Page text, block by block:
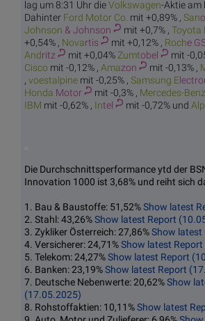
lag um 8:31 Uhr dieVolkswagen-Aktie am
Dahinter Ford Motor Co. mit +0,89% , San
Johnson & Johnson mit +0,7% , Toyota
+0,54% , Novartis mit +0,12% , Roche
Andritz mit +0,04% Zumtobel mit -
Cisco mit -0,12% , Amazon mit -0,13% ,
, voestalpine mit -0,25% , Samsung E
Honda Motor mit -0,3% , Mercedes-
IBM mit -0,62% , Intel mit -0,72% und
Die Durchschnittsperformance ytd der
Innovation 1000 ist 3,68% und reiht sich
1. Bau & Baustoffe: 51,52%Show latest
2. Stahl: 43,26%Show latest Report
3. Zykliker Österreich: 27,86%Show latest
4. Versicherer: 24,71%Show latest
5. Telekom: 24,27%Show latest Report
6. Banken: 23,19%Show latest Report
7. Deutsche Nebenwerte: 20,62%Show
(17.05.2025)
8. Rohstoffaktien: 10,11%Show latest